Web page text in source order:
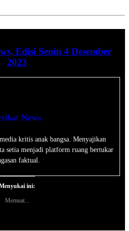
Edisi Senin 4 Desember
2023
News
kritis anak bangsa. Menyajikan
setia menjadi platform ruang bertukar
faktual.
ini:
Memuat...